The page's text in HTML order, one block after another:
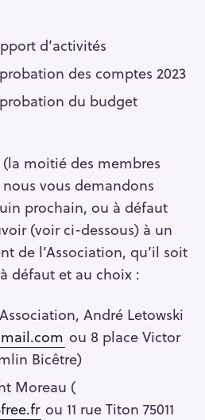
d’activités
des comptes 2023
du budget
moitié des membres
vous demandons
prochain, ou à défaut
(voir ci-dessous) à un
de l’Association, qu’il soit
défaut et au choix :
André Letowski
ou 8 place Victor
Bicêtre)
Moreau (
ou 11 rue Titon 75011